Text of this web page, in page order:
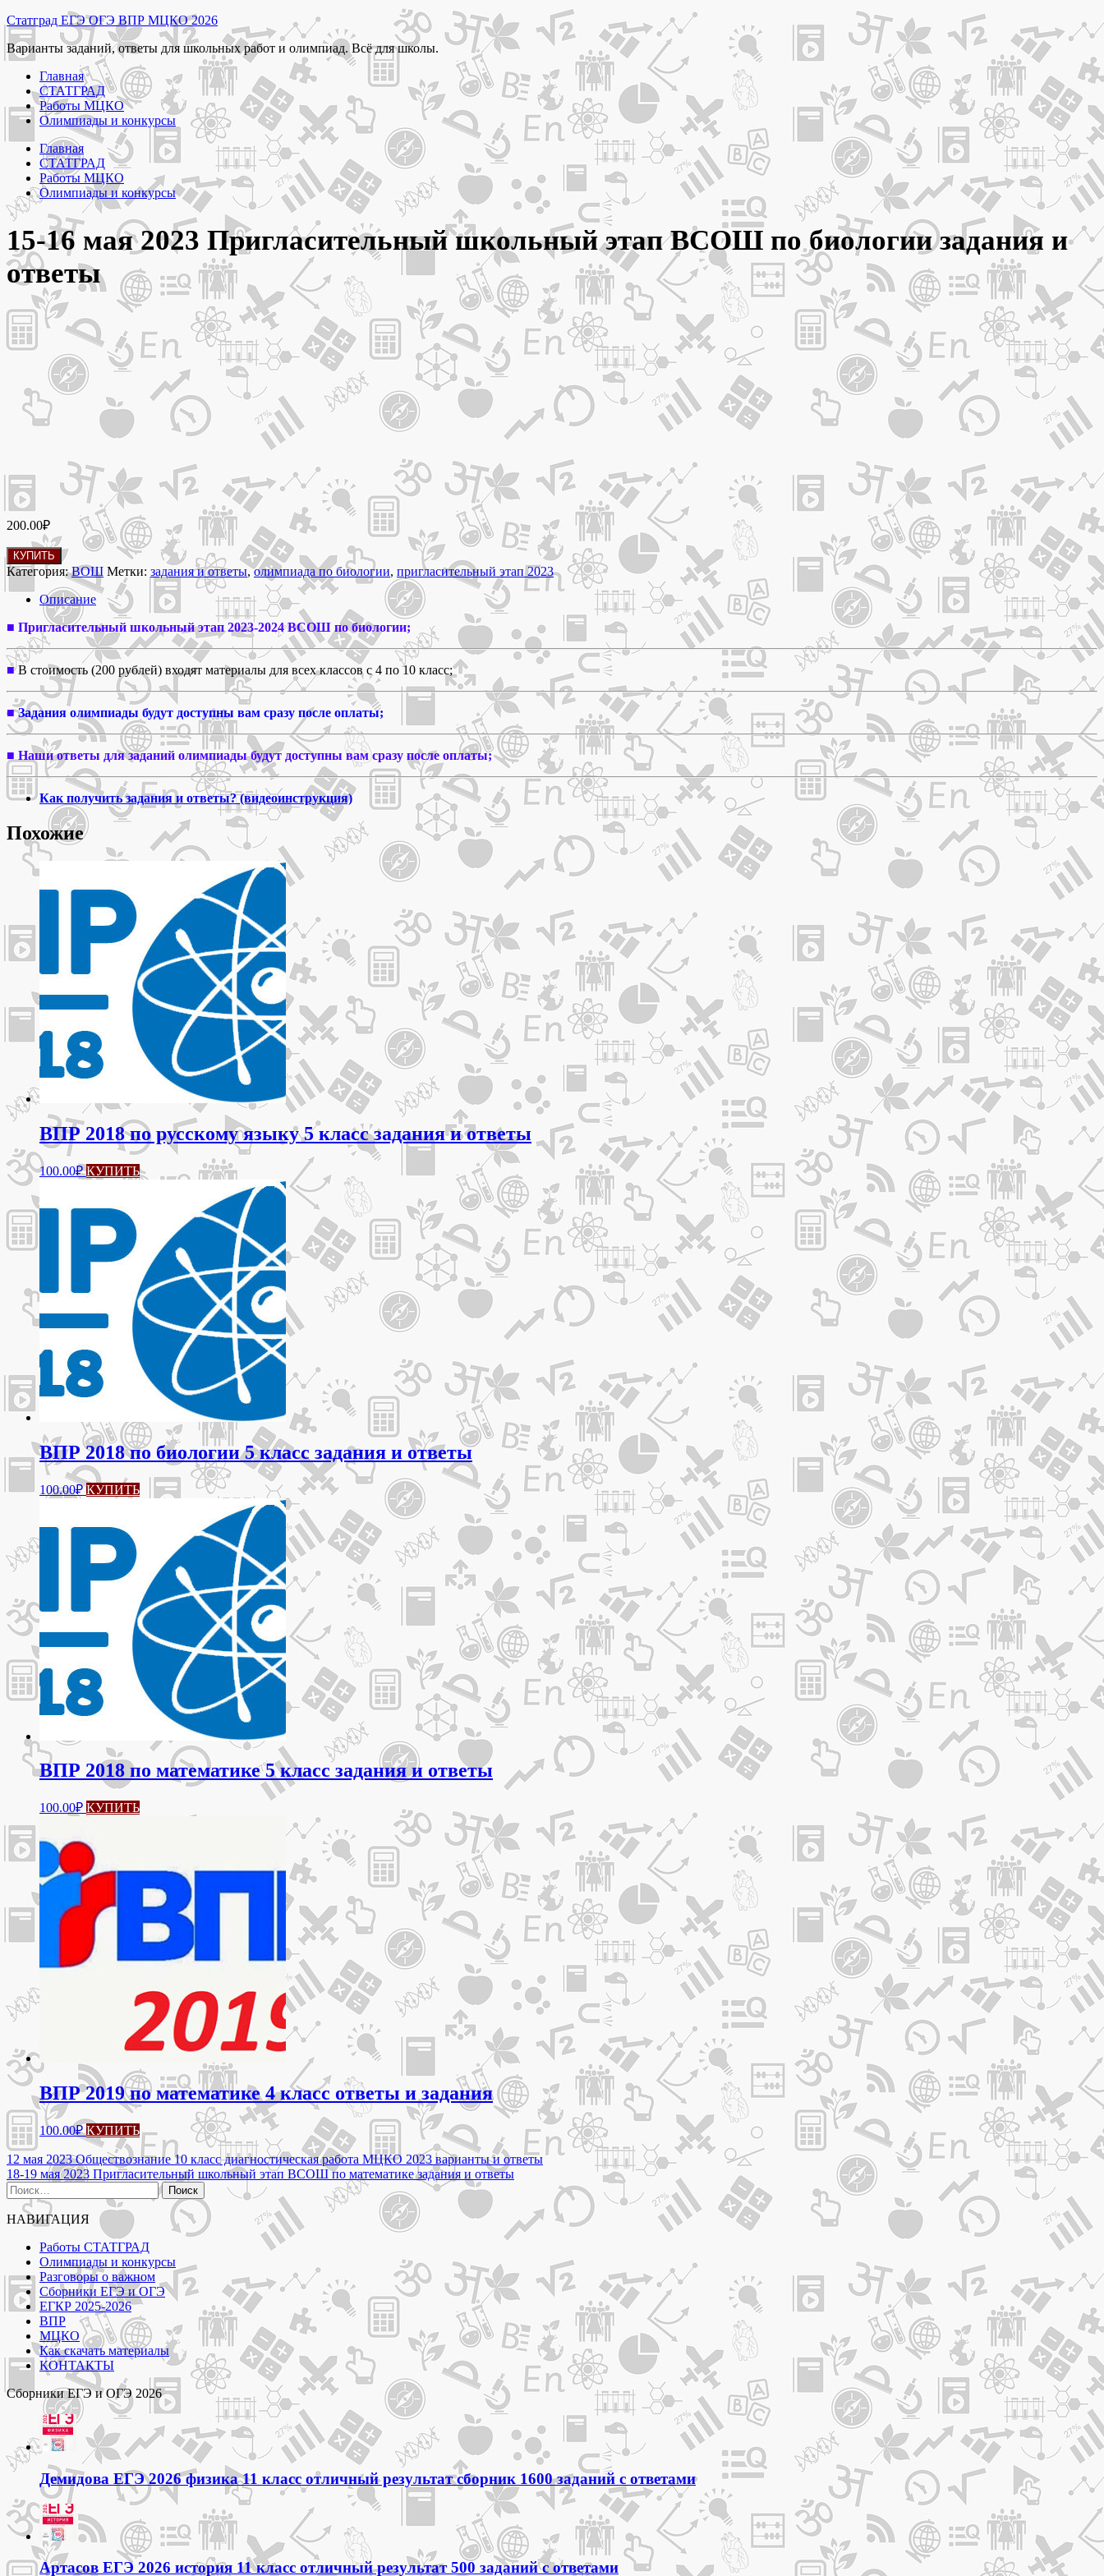
Перейти
к
содержимому
Статград ЕГЭ ОГЭ ВПР МЦКО 2026
Варианты заданий, ответы для школьных работ и олимпиад. Всё для школы.
Главная
СТАТГРАД
Работы МЦКО
Олимпиады и конкурсы
Главная
СТАТГРАД
Работы МЦКО
Олимпиады и конкурсы
15-16 мая 2023 Пригласительный школьный этап ВСОШ по биологии задания и
ответы
200.00₽
Количество
товара
2023
Пригласительный
школьный
этап
ВСОШ
по
биологии
задания
ответы
КУПИТЬ
Категория:ВОШ Метки: задания и ответы,олимпиада по биологии, пригласительный этап 2023
Описание
■ Пригласительный школьный этап 2023-2024 ВСОШ по биологии;
■В стоимость (200 рублей) входят материалы для всех классов с 4 по 10 класс;
■Задания олимпиады будут доступны вам сразу после оплаты;
■ Наши ответы для заданий олимпиады будут доступны вам сразу после оплаты;
Как получить задания и ответы? (видеоинструкция)
Похожие
ВПР 2018 по русскому языку 5 класс задания и ответы
100.00₽ КУПИТЬ
ВПР 2018 по биологии 5 класс задания и ответы
100.00₽ КУПИТЬ
ВПР 2018 по математике 5 класс задания и ответы
100.00₽ КУПИТЬ
ВПР 2019 по математике 4 класс ответы и задания
100.00₽ КУПИТЬ
Навигация
по
записям
12 мая 2023 Обществознание 10 класс диагностическая работа МЦКО 2023 варианты и ответы
18-19 мая 2023 Пригласительный школьный этап ВСОШ по математике задания и ответы
Найти:
НАВИГАЦИЯ
Работы СТАТГРАД
Олимпиады и конкурсы
Разговоры о важном
Сборники ЕГЭ и ОГЭ
ЕГКР 2025-2026
ВПР
МЦКО
Как скачать материалы
КОНТАКТЫ
Сборники ЕГЭ и ОГЭ 2026
Демидова ЕГЭ 2026 физика 11 класс отличный результат сборник 1600 заданий с ответами
Артасов ЕГЭ 2026 история 11 класс отличный результат 500 заданий с ответами